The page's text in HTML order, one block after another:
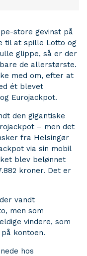
store gevinst på
til at spille Lotto og
glippe, så er der
de allerstørste.
med om, efter at
ét blevet
Eurojackpot.
den gigantiske
– men det
fra Helsingør
via sin mobil
blev belønnet
kroner. Det er
vandt
men som
vindere, som
kontoen.
hos